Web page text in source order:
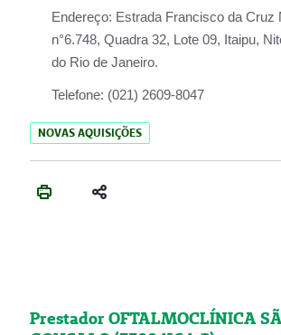
Endereço: Estrada Francisco da Cruz
n°6.748, Quadra 32, Lote 09, Itaipu,
do Rio de Janeiro.
Telefone: (021) 2609-8047
NOVAS AQUISIÇÕES
Prestador OFTALMOCLÍNICA